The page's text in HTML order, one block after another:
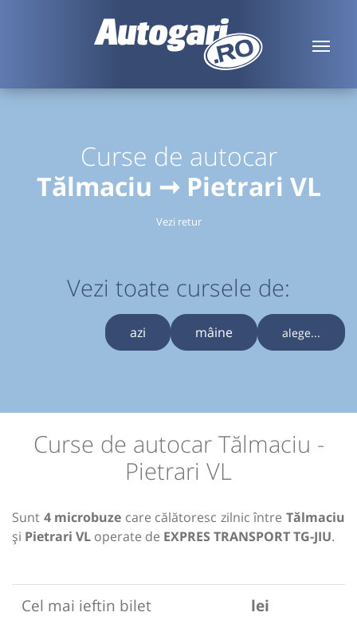
Curse de autocar
Tălmaciu ➞ Pietrari VL
Vezi retur
Vezi toate cursele de:
azi mâine alege...
Curse de autocar Tălmaciu -
Pietrari VL
Sunt 4 microbuze care călătoresc zilnic întreTălmaciu
și Pietrari VL operate de EXPRES TRANSPORT TG-JIU.
Cel mai ieftin bilet
lei